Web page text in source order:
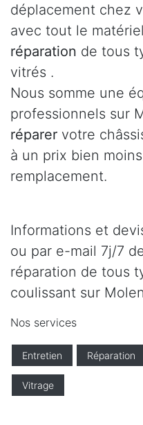
déplacement chez
avec tout le
réparation de tous
vitrés .
Nous somme une
professionnels sur
réparer votre
à un prix bien
remplacement.
Informations et
ou par e-mail 7j/7
réparation de tous
coulissant sur
Nos services
Entretien Réparation
Vitrage